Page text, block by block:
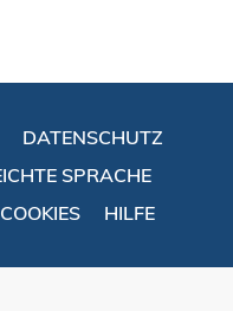
DATENSCHUTZ
SPRACHE
COOKIES HILFE